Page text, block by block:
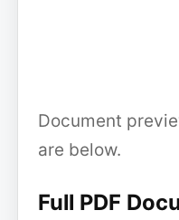
Document
are below.
Full PDF